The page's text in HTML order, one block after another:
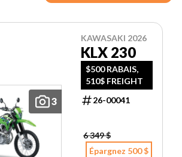
3
KAWASAKI 2026
KLX 230
$500 RABAIS,
510$ FREIGHT
26-00041
6 349 $
Épargnez 500 $